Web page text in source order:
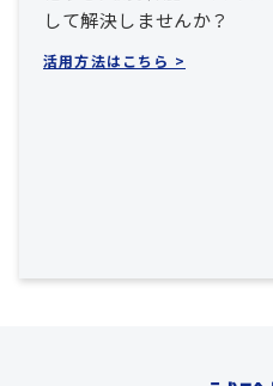
して解決しませんか？
活用方法はこちら >